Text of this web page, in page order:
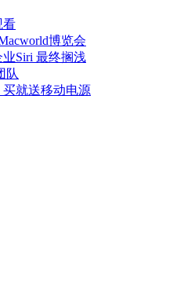
看
博览会
Siri 最终搁浅
队
买就送移动电源